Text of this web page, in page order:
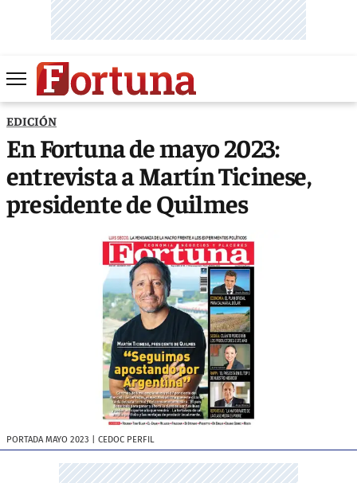
EDICIÓN
En Fortuna de mayo 2023:
entrevista a Martín Ticinese,
presidente de Quilmes
PORTADA MAYO 2023 | CEDOC PERFIL